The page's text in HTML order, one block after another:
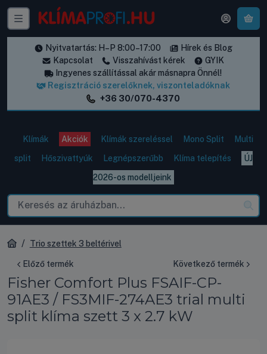
Nyitvatartás: H–P 8:00–17:00
Hírek és Blog
Kapcsolat
Visszahívást kérek
GYIK
Ingyenes szállítással akár másnapra Önnél!
Regisztráció szerelőknek, viszonteladóknak
+36 30/070-4370
Klímák Akciók Klímák szereléssel Mono Split
Multi
split
Hőszivattyúk Legnépszerűbb Klíma telepítés
ÚJ
2026-os modelljeink
Trio szettek 3 beltérivel
Előző termék Következő termék
Fisher Comfort Plus FSAIF-CP-
91AE3 / FS3MIF-274AE3 trial multi
split klíma szett 3 x 2.7 kW